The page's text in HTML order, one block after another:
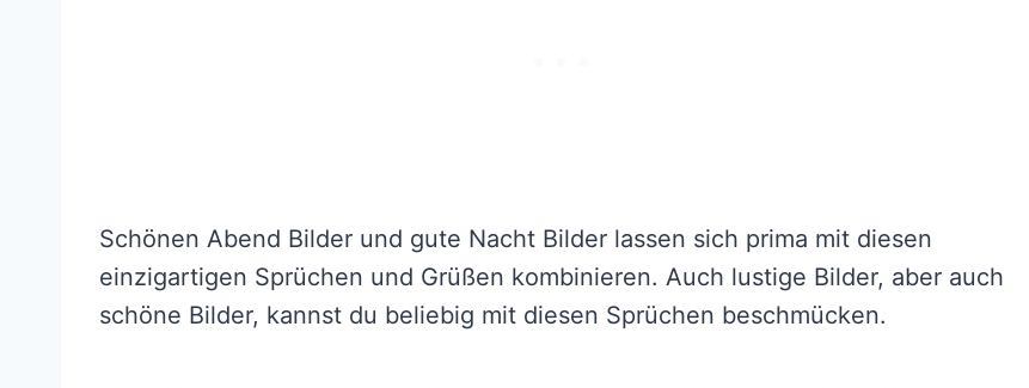
Schönen Abend Bilder und gute Nacht Bilder lassen sich prima mit diesen
einzigartigen Sprüchen und Grüßen kombinieren. Auch lustige Bilder, aber auch
schöne Bilder, kannst du beliebig mit diesen Sprüchen beschmücken.